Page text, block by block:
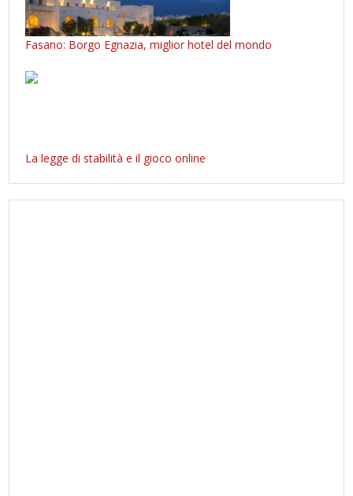
Fasano: Borgo Egnazia, miglior hotel del mondo
La legge di stabilità e il gioco online